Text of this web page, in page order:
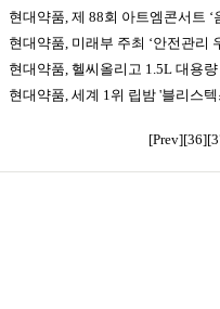
현대약품, 제 88회 아트엠콘서트 ‘
현대약품, 미래부 주최 ‘안전관리
현대약품, 헬씨올리고 1.5L 대용
현대약품, 세계 1위 립밤 '블리스
[Prev][36]